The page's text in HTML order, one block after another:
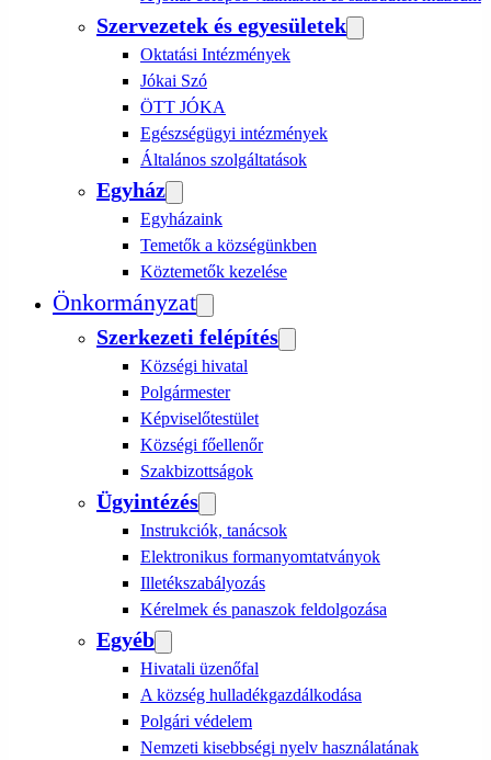
Szervezetek és egyesületek
Oktatási Intézmények
Jókai Szó
ÖTT JÓKA
Egészségügyi intézmények
Általános szolgáltatások
Egyház
Egyházaink
Temetők a községünkben
Köztemetők kezelése
Önkormányzat
Szerkezeti felépítés
Községi hivatal
Polgármester
Képviselőtestület
Községi főellenőr
Szakbizottságok
Ügyintézés
Instrukciók, tanácsok
Elektronikus formanyomtatványok
Illetékszabályozás
Kérelmek és panaszok feldolgozása
Egyéb
Hivatali üzenőfal
A község hulladékgazdálkodása
Polgári védelem
Nemzeti kisebbségi nyelv használatának